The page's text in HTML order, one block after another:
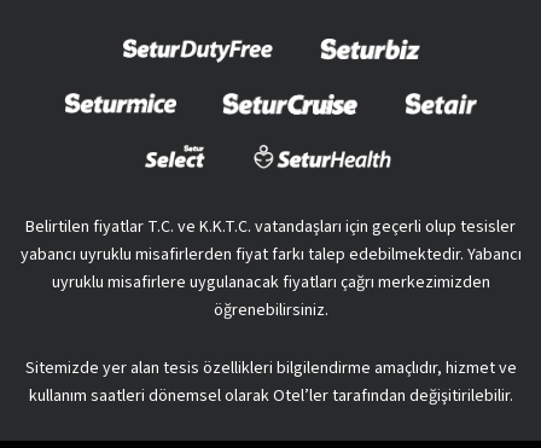
Belirtilen fiyatlar T.C. ve K.K.T.C. vatandaşları için geçerli olup tesisler
yabancı uyruklu misafirlerden fiyat farkı talep edebilmektedir. Yabancı
uyruklu misafirlere uygulanacak fiyatları çağrı merkezimizden
öğrenebilirsiniz.
Sitemizde yer alan tesis özellikleri bilgilendirme amaçlıdır, hizmet ve
kullanım saatleri dönemsel olarak Otel’ler tarafından değişitirilebilir.